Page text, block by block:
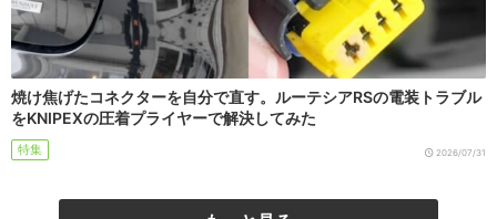
焼け焦げたコネクターを自分で直す。ルーテシアRSの電装トラブル
をKNIPEXの圧着プライヤーで解決してみた
特集 2026/07/31